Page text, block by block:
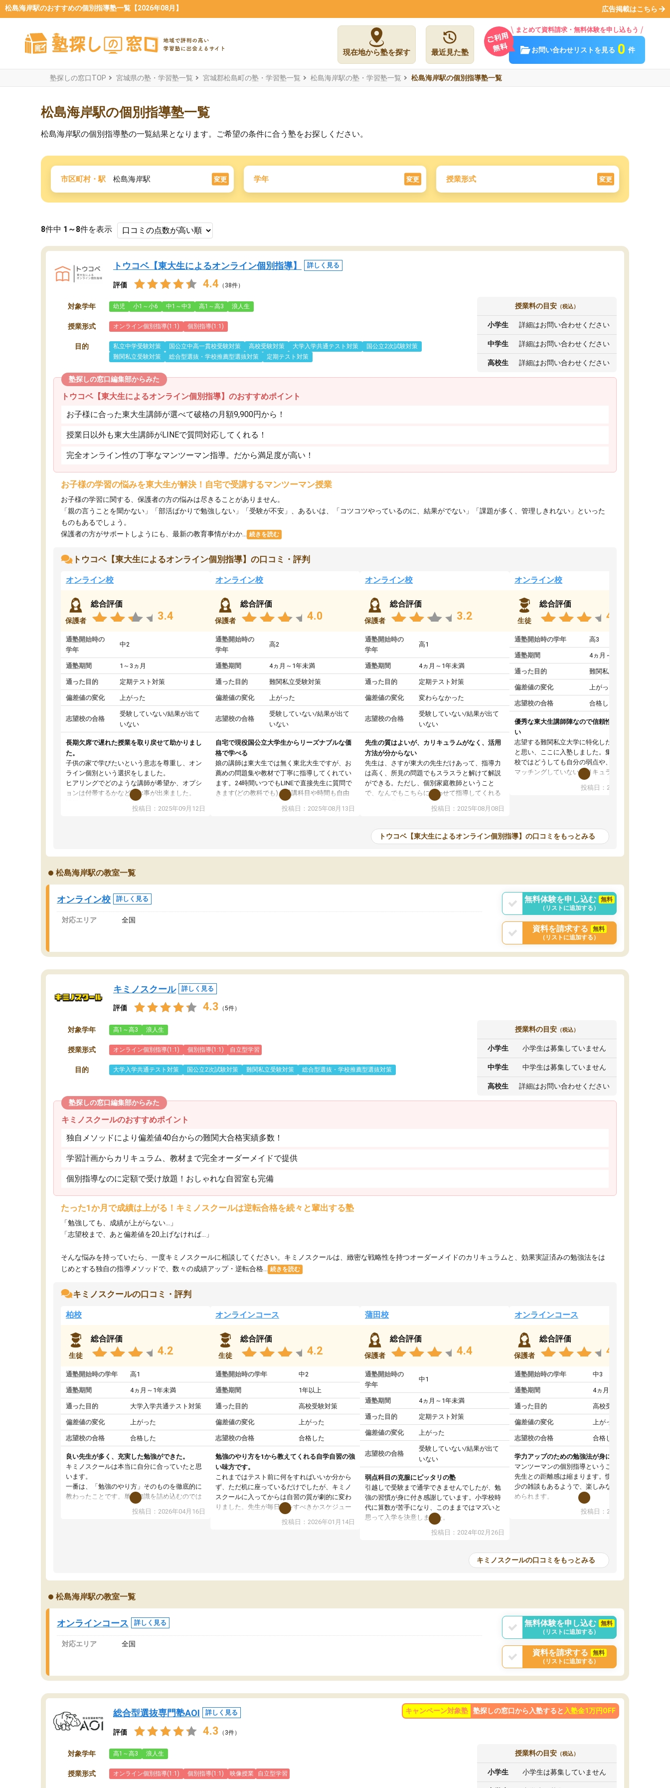
松島海岸駅のおすすめの個別指導塾一覧【2026年08月】 広告掲載はこちら
現在地から塾を探す 最近見た塾
まとめて資料請求・無料体験を申し込もう
お問い合わせリストを見る 0 件
塾探しの窓口TOP 宮城県の塾・学習塾一覧 宮城郡松島町の塾・学習塾一覧 松島海岸駅の塾・学習塾一覧 松島海岸駅の個別指導塾一覧
松島海岸駅の個別指導塾一覧
松島海岸駅の個別指導塾の一覧結果となります。ご希望の条件に合う塾をお探しください。
市区町村・駅 松島海岸駅 変更 学年 変更 授業形式 変更
8件中 1～8件を表示
トウコベ【東大生によるオンライン個別指導】 詳しく見る
評価 4.4 （38件）
対象学年 幼児 小1～小6 中1～中3 高1～高3 浪人生
授業形式 オンライン個別指導(1:1) 個別指導(1:1)
目的 私立中学受験対策 国公立中高一貫校受験対策 高校受験対策 大学入学共通テスト対策
国公立2次試験対策
難関私立受験対策
総合型選抜・学校推薦型選抜対策 定期テスト対策
授業料の目安 （税込）
小学生 詳細はお問い合わせください
中学生 詳細はお問い合わせください
高校生 詳細はお問い合わせください
塾探しの窓口編集部からみた
トウコベ【東大生によるオンライン個別指導】のおすすめポイント
お子様に合った東大生講師が選べて破格の月額9,900円から！
授業日以外も東大生講師がLINEで質問対応してくれる！
完全オンライン性の丁寧なマンツーマン指導。だから満足度が高い！
お子様の学習の悩みを東大生が解決！自宅で受講するマンツーマン授業
お子様の学習に関する、保護者の方の悩みは尽きることがありません。
「親の言うことを聞かない」「部活ばかりで勉強しない」「受験が不安」、あるいは、「コツコツやっているのに、結果がでない」「課題が多く、管理しきれない」といった
ものもあるでしょう。
保護者の方がサポートしようにも、最新の教育事情がわか...
続きを読む
トウコベ【東大生によるオンライン個別指導】の口コミ・評判
オンライン校
保護者
総合評価
3.4
通塾開始時の
学年
中2
通塾期間 1～3ヵ月
通った目的 定期テスト対策
偏差値の変化 上がった
志望校の合格
受験していない/結果が出て
いない
長期欠席で遅れた授業を取り戻せて助かりまし
た。
子供の家で学びたいという意志を尊重し、オン
ライン個別という選択をしました。
ヒアリングでどのような講師が希望か、オプシ
ョンは付帯するかなど選ぶ事が出来ました。
講師とのマッチング後講師との初回ミーティン
グを行い、その講師で良いか他の講師を希望す
オンラインツールを使用した単語帳の共有があ
り宿題もそちらで出される形でした。
2ヶ月で担当講師の方がお辞めになると言う事で
講師変更の申し出があり、あまりに短期での変
更だった為、塾に通う事にして退会しました。
遅れも取り戻せ、授業内容や講師の方は良かっ
投稿日：2025年09月12日
オンライン校
保護者
総合評価
4.0
通塾開始時の
学年
高2
通塾期間 4ヵ月～1年未満
通った目的 難関私立受験対策
偏差値の変化 上がった
志望校の合格
受験していない/結果が出て
いない
自宅で現役国公立大学生からリーズナブルな価
格で学べる
娘の講師は東大生では無く東北大生ですが、お
薦めの問題集や教材で丁寧に指導してくれてい
ます。24時間いつでもLINEで直接先生に質問で
きます(どの教科でも)。受講科目や時間も自由
に決めれるので、個人に合った勉強ができると
思います。カリキュラム相談みたいなのがあり
ます。講師も合わなければチェンジできます
投稿日：2025年08月13日
オンライン校
保護者
総合評価
3.2
通塾開始時の
学年
高1
通塾期間 4ヵ月～1年未満
通った目的 定期テスト対策
偏差値の変化 変わらなかった
志望校の合格
受験していない/結果が出て
いない
先生の質はよいが、カリキュラムがなく、活用
方法が分からない
先生は、さすが東大の先生だけあって、指導力
は高く、所見の問題でもスラスラと解けて解説
ができる。ただし、個別家庭教師ということ
で、なんでもこちらに合わせて指導してくれる
のだが、具体的なカリキュラムがない。当方
は、授業の先取り学習をするため、学校の教科
いただいたが、1時間の時間を使って進められる
範囲は限られており、それであれば自学自習で
なく、上手い活用の仕方が分からず辞めること
投稿日：2025年08月08日
オンライン校
生徒
総合評価
4.4
通塾開始時の学年 高3
通塾期間 4ヵ月～1年未満
通った目的 難関私立受験対策
偏差値の変化 上がった
志望校の合格 合格した
優秀な東大生講師陣なので信頼性や安心感が高
い
志望する難関私立大学に特化した準備をしたい
と思い、ここに入塾しました。集団指導の予備
校ではどうしても自分の弱点や、志望校対策に
マッチングしていないカリキュラムに不安を感
また受験のノウハウを蓄積している優秀な東大
ツーマン指導によって、自分の志望校にふさわ
しいオリジナルのカリキュラムを提案してくれ
と感じました。
投稿日：2024年02月19日
トウコベ【東大生によるオンライン個別指導】の口コミをもっとみる
松島海岸駅の教室一覧
オンライン校 詳しく見る
対応エリア 全国
無料体験を申し込む
無料
（リストに追加する）
資料を請求する
無料
（リストに追加する）
キミノスクール 詳しく見る
評価 4.3 （5件）
対象学年 高1～高3 浪人生
授業形式 オンライン個別指導(1:1) 個別指導(1:1) 自立型学習
目的 大学入学共通テスト対策 国公立2次試験対策 難関私立受験対策 総合型選抜・学校推薦型選抜対策
授業料の目安 （税込）
小学生 小学生は募集していません
中学生 中学生は募集していません
高校生 詳細はお問い合わせください
塾探しの窓口編集部からみた
キミノスクールのおすすめポイント
独自メソッドにより偏差値40台からの難関大合格実績多数！
学習計画からカリキュラム、教材まで完全オーダーメイドで提供
個別指導なのに定額で受け放題！おしゃれな自習室も完備
たった1か月で成績は上がる！キミノスクールは逆転合格を続々と輩出する塾
「勉強しても、成績が上がらない…」
「志望校まで、あと偏差値を20上げなければ…」
そんな悩みを持っていたら、一度キミノスクールに相談してください。キミノスクールは、緻密な戦略性を持つオーダーメイドのカリキュラムと、効果実証済みの勉強法をは
じめとする独自の指導メソッドで、数々の成績アップ・逆転合格...
続きを読む
キミノスクールの口コミ・評判
柏校
生徒
総合評価
4.2
通塾開始時の学年 高1
通塾期間 4ヵ月～1年未満
通った目的 大学入学共通テスト対策
偏差値の変化 上がった
志望校の合格 合格した
良い先生が多く、充実した勉強ができた。
キミノスクールは本当に自分に合っていたと思
います。
一番は、「勉強のやり方」そのものを徹底的に
教わったことです。単に知識を詰め込むのでは
なく、自学自習の習慣が身につくよう並走して
くれるので、通塾日以外も机に向かうのが苦で
投稿日：2026年04月16日
オンラインコース
生徒
総合評価
4.2
通塾開始時の学年 中2
通塾期間 1年以上
通った目的 高校受験対策
偏差値の変化 上がった
志望校の合格 合格した
勉強のやり方を1から教えてくれる自学自習の強
い味方です。
これまではテスト前に何をすればいいか分から
ず、ただ机に座っているだけでしたが、キミノ
スクールに入ってからは自習の質が劇的に変わ
りました。先生が毎日何をすべきかスケジュー
ルを明確にしてくれるので、自分が迷わずに学
習に取り組めるようになったのが一番の収穫で
投稿日：2026年01月14日
蒲田校
保護者
総合評価
4.4
通塾開始時の
学年
中1
通塾期間 4ヵ月～1年未満
通った目的 定期テスト対策
偏差値の変化 上がった
志望校の合格
受験していない/結果が出て
いない
弱点科目の克服にピッタリの塾
引越しで受験まで通学できませんでしたが、勉
強の習慣が身に付き感謝しています。小学校時
代に算数が苦手になり、このままではマズいと
思って入学を決意しました。
まず、マンツーマン指導なので、小学校時代の
基礎からスタートして頂いたのが大きかったで
ていけるようになったし、苦手科目の意識もな
重要性を再認識しました。学べばできるように
投稿日：2024年02月26日
オンラインコース
保護者
総合評価
4.6
通塾開始時の学年 中3
通塾期間 4ヵ月～1年未満
通った目的 高校受験対策
偏差値の変化 上がった
志望校の合格 合格した
学力アップのための勉強法が身につく
マンツーマンの個別指導ということもあって、
先生との距離感は縮まります。慣れてくれば多
少の雑談もあるようで、楽しみながら学習を進
められます。
単に学力アップを目指した詰め込み授業ではな
く、勉強の進め方もアドバイスしてくれます。
初めはモチベーションの維持が難しかったよう
です。ただ、授業内容が楽しかったせいか、自
投稿日：2024年01月08日
キミノスクールの口コミをもっとみる
松島海岸駅の教室一覧
オンラインコース 詳しく見る
対応エリア 全国
無料体験を申し込む
無料
（リストに追加する）
資料を請求する
無料
（リストに追加する）
キャンペーン対象塾 塾探しの窓口から入塾すると 入塾金1万円OFF
総合型選抜専門塾AOI 詳しく見る
評価 4.3 （3件）
対象学年 高1～高3 浪人生
授業形式 オンライン個別指導(1:1) 個別指導(1:1) 映像授業 自立型学習
授業料の目安 （税込）
小学生 小学生は募集していません